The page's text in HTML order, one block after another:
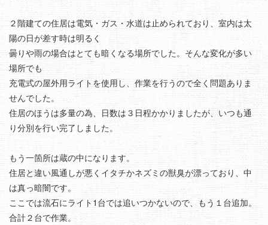
２階建ての住居は電気・ガス・水道は止められており、室内は太
陽の日が差す時は明るく
曇りや雨の場合はとても暗くなる場所でした。そんな変化が多い
場所でも
充電式の屋外用ライトを使用し、作業を行うので全く問題ありま
せんでした。
住居のほうは多量の為、日数は３日程かかりましたが、いつも通
り分別を行い完了しました。
もう一箇所は蔵の中になります。
住居と違い風通しが悪くイタチかネズミの獣臭が漂っており、中
は真っ暗闇です。
ここでは流石にライト1台では追いつかないので、もう１台追加。
合計２台で作業。